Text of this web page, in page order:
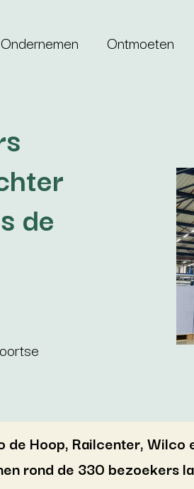
Ondernemen Ontmoeten
de
de Hoop, Railcenter,
rond de 330 bezoekers